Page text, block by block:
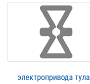
электропривода тула